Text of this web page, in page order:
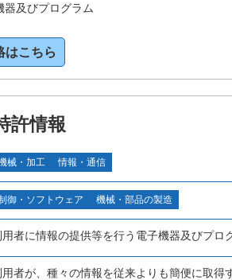
器及びプログラム
はこちら
許情報
械・加工 情報・通信
御・ソフトウェア 機械・部品の製造
用者に情報の提供等を行う電子機器及びプロ
用者が、種々の情報を従来よりも簡便に取得